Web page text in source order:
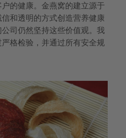
的健康。金燕窝的建立源于
和透明的方式创造营养健康
司仍然坚持这些价值观。我
格检验，并通过所有安全规